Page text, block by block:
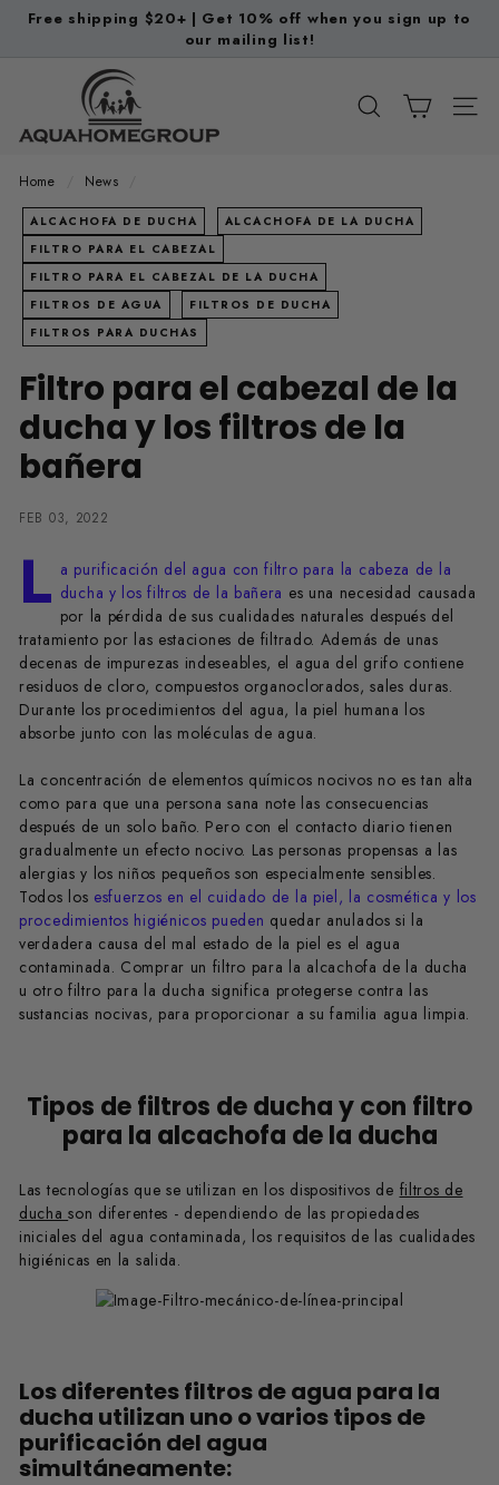
Skip
Pause
Free shipping $20+ | Get 10% off when you sign up to
our mailing list!
u
a
H
o
m
e
G
o
u
p
SEARCH
Home News
ALCACHOFA DE DUCHA
ALCACHOFA DE LA DUCHA
FILTRO PARA EL CABEZAL
FILTRO PARA EL CABEZAL DE LA DUCHA
FILTROS DE AGUA
FILTROS DE DUCHA
FILTROS PARA DUCHAS
Filtro para el cabezal de la
ducha y los filtros de la
bañera
FEB 03, 2022
L a purificación del agua con filtro para la cabeza de la
ducha y los filtros de la bañera es una necesidad causada
por la pérdida de sus cualidades naturales después del
tratamiento por las estaciones de filtrado. Además de unas
decenas de impurezas indeseables, el agua del grifo contiene
residuos de cloro, compuestos organoclorados, sales duras.
Durante los procedimientos del agua, la piel humana los
absorbe junto con las moléculas de agua.
La concentración de elementos químicos nocivos no es tan alta
como para que una persona sana note las consecuencias
después de un solo baño. Pero con el contacto diario tienen
gradualmente un efecto nocivo. Las personas propensas a las
alergias y los niños pequeños son especialmente sensibles.
Todos los esfuerzos en el cuidado de la piel, la cosmética y los
procedimientos higiénicos pueden quedar anulados si la
verdadera causa del mal estado de la piel es el agua
contaminada. Comprar un filtro para la alcachofa de la ducha
u otro filtro para la ducha significa protegerse contra las
sustancias nocivas, para proporcionar a su familia agua limpia.
Tipos de filtros de ducha y con filtro
para la alcachofa de la ducha
Las tecnologías que se utilizan en los dispositivos de filtros de
duchason diferentes - dependiendo de las propiedades
iniciales del agua contaminada, los requisitos de las cualidades
higiénicas en la salida.
Los diferentes filtros de agua para la
ducha utilizan uno o varios tipos de
purificación del agua
simultáneamente: